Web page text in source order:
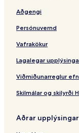
Aðgengi
Persónuvernd
Vafrakökur
Lagalegar
Viðmiðunarreglur
Skilmálar og skilyrði
Aðrar upplýsingar